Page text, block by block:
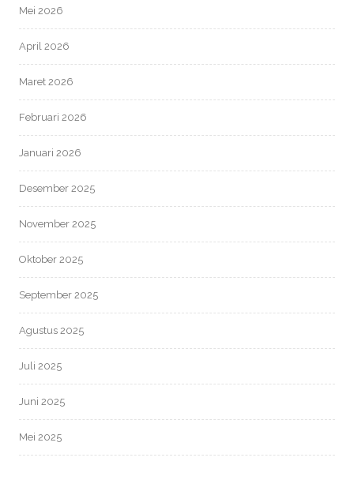
Mei 2026
April 2026
Maret 2026
Februari 2026
Januari 2026
Desember 2025
November 2025
Oktober 2025
September 2025
Agustus 2025
Juli 2025
Juni 2025
Mei 2025